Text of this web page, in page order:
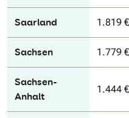
Saarland 1.819
Sachsen 1.779
Sachsen-
Anhalt
1.444